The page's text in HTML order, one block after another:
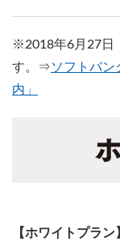
※2018年6月27日
す。⇒ソフトバン
内」
【ホワイトプラン